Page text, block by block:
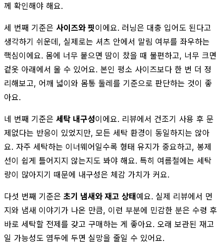
께 확인해야 해요.
세 번째 기준은 사이즈와 핏이에요. 러닝은 대충 입어도 된다고
생각하기 쉬운데, 실제로는 셔츠 안에서 말림 여부를 좌우하는
핵심이에요. 몸에 너무 붙으면 땀이 찼을 때 불편하고, 너무 크면
겉옷 아래에서 울 수 있어요. 본인 평소 사이즈보다 한 번 더 정
리해보고, 어깨 넓이와 몸통 둘레를 기준으로 판단하는 것이 좋
아요.
네 번째 기준은 세탁 내구성이에요. 리뷰에서 건조기 사용 후 문
제없다는 반응이 있었지만, 모든 세탁 환경이 동일하지는 않아
요. 자주 세탁하는 이너웨어일수록 형태 유지가 중요하고, 봉제
선이 쉽게 틀어지지 않는지도 봐야 해요. 특히 여름철에는 세탁
량이 많아지기 때문에 내구성은 체감 가치가 커요.
다섯 번째 기준은 초기 냄새와 재고 상태예요. 실제 리뷰에서 먼
지와 냄새 이야기가 나온 만큼, 이런 부분에 민감한 분은 수령 후
바로 세탁할 전제를 갖고 구매하는 게 좋아요. 오래 보관된 재고
일 가능성도 염두에 두면 실망을 줄일 수 있어요.